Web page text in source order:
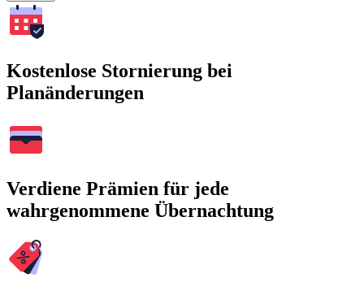
Kostenlose Stornierung bei
Planänderungen
Verdiene Prämien für jede
wahrgenommene Übernachtung